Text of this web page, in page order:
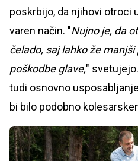
poskrbijo, da njihovi otroci
varen način. "Nujno je, da
čelado, saj lahko že
poškodbe glave,"
tudi osnovno
bi bilo podobno